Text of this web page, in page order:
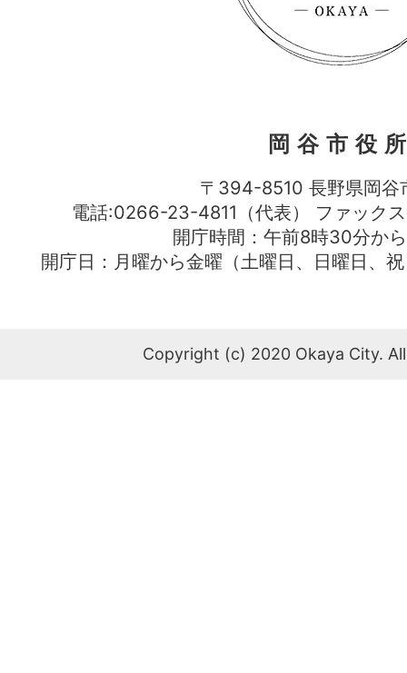
岡谷市役
〒394-8510 長野県岡谷
電話:0266-23-4811（代表） ファッ
開庁時間：午前8時30分か
開庁日：月曜から金曜（土曜日、日曜日、
Copyright (c) 2020 Okaya City.